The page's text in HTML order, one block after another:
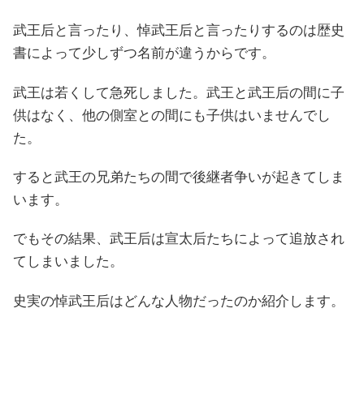
武王后と言ったり、悼武王后と言ったりするのは歴史
書によって少しずつ名前が違うからです。
武王は若くして急死しました。武王と武王后の間に子
供はなく、他の側室との間にも子供はいませんでし
た。
すると武王の兄弟たちの間で後継者争いが起きてしま
います。
でもその結果、武王后は宣太后たちによって追放され
てしまいました。
史実の悼武王后はどんな人物だったのか紹介します。